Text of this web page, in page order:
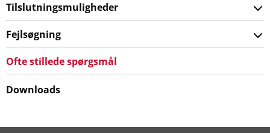
Tilslutningsmuligheder
Fejlsøgning
Ofte stillede spørgsmål
Downloads